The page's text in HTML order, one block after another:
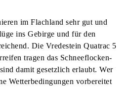
im Flachland sehr gut und
ins Gebirge und für den
Die Vredestein Quatrac 5
tragen das Schneeflocken-
damit gesetzlich erlaubt. Wer
Wetterbedingungen vorbereitet